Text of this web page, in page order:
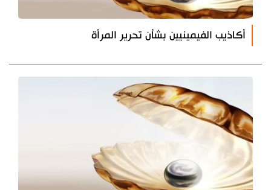
أكاذيب الفيمينيين بشأن تحرير المرأة